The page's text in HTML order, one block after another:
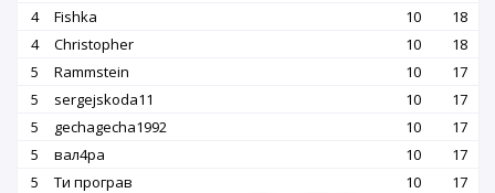
4
Fishka 10
18
4
Christopher 10
18
5
Rammstein 10
17
5
sergejskoda11 10
17
5
gechagecha1992 10
17
5
вал4ра 10
17
5
Ти програв 10
17